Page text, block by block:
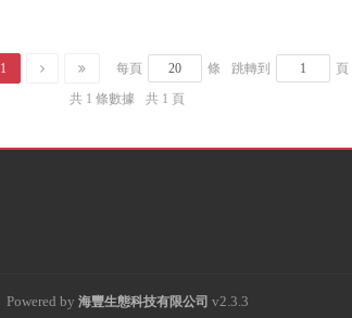
1 每頁 條 跳轉到
頁
共 1 條數據
共 1 頁
Powered by 海豐生態科技有限公司 v2.3.3